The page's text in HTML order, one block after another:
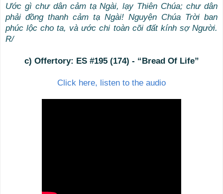
Ước gì chư dân cảm tạ Ngài, lạy Thiên Chúa; chư dân
phải đồng thanh cảm tạ Ngài! Nguyện Chúa Trời ban
phúc lộc cho ta, và ước chi toàn cõi đất kính sợ Người.
R/
c) Offertory: ES #195 (174) - “Bread Of Life”
Click here, listen to the audio